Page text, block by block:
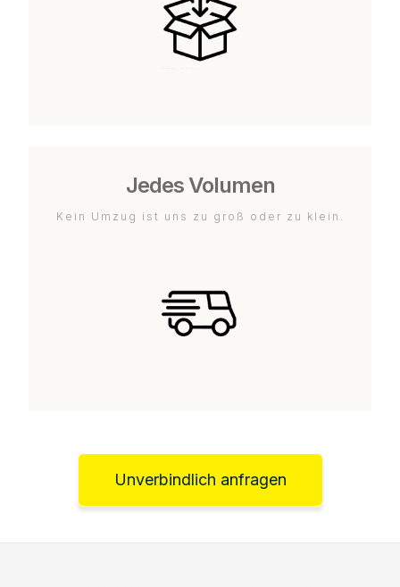
Jedes Volumen
Kein Umzug ist uns zu groß oder zu klein.
Unverbindlich anfragen